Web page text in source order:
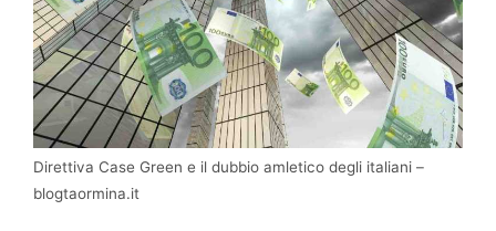
Direttiva Case Green e il dubbio amletico degli italiani –
blogtaormina.it